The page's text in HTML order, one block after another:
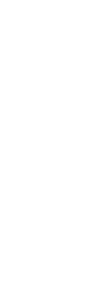
การโปรด